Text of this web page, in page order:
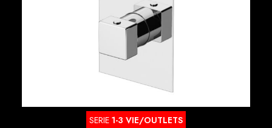
SERIE 1-3 VIE/OUTLETS